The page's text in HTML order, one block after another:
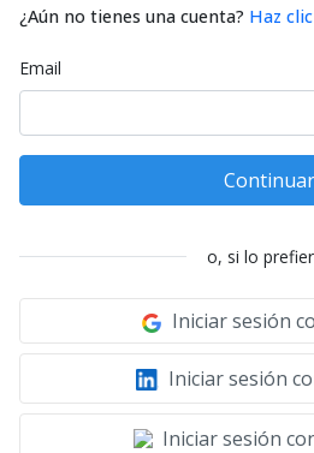
¿Aún no tienes una cuenta? Haz
Email
Continuar
o, si lo
Iniciar sesión
Iniciar sesión
Iniciar sesión